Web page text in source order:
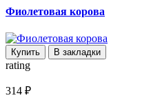
Фиолетовая корова
Купить В закладки
rating
314 ₽